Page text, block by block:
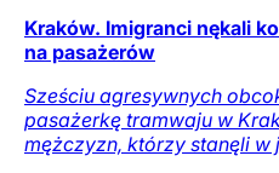
Kraków. Imigranci nękali
na pasażerów
Sześciu agresywnych
pasażerkę tramwaju w
mężczyzn, którzy stanęli w